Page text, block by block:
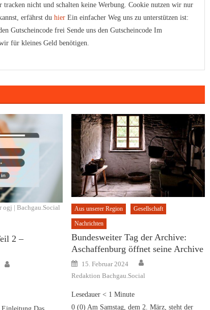
nicht und schalten keine Werbung. Cookie nutzen wir nur
erfährst duhier Ein einfacher Weg uns zu unterstützen ist:
Gutscheincode frei Sende uns den Gutscheincode Im
für kleines Geld benötigen.
ogj | Bachgau.Social
2 –
Aus unserer Region Gesellschaft
Nachrichten
Bundesweiter Tag der Archive:
Aschaffenburg öffnet seine Archive
Posted
on
15. Februar 2024
Redaktion Bachgau.Social
Lesedauer < 1 Minute
0 (0) Am Samstag, dem 2. März, steht der